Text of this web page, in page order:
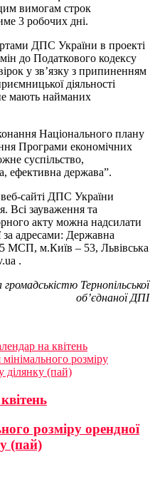
вимогам строк
3 робочих дні.
ДПС України в проекті
до Податкового кодексу
у зв’язку з припиненням
діяльності
мають найманих
Національного плану
Програми економічних
суспільство,
ефективна держава”.
сайті ДПС України
Всі зауваження та
акту можна надсилати
за адресами: Державна
МСП, м.Київ – 53, Львівська
.
громадськістю Тернопільської
об’єднаної ДПІ
на квітень
розміру
ділянку (пай)
розміру орендної
(пай)